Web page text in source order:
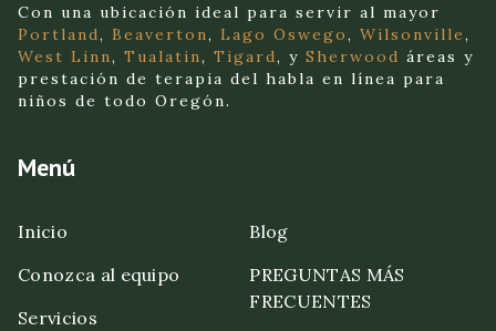
Con una ubicación ideal para servir al mayor
Portland, Beaverton, Lago Oswego, Wilsonville,
West Linn, Tualatin, Tigard, y Sherwood áreas y
prestación de terapia del habla en línea para
niños de todo Oregón.
Menú
Inicio
Conozca al equipo
Servicios
Blog
PREGUNTAS MÁS
FRECUENTES